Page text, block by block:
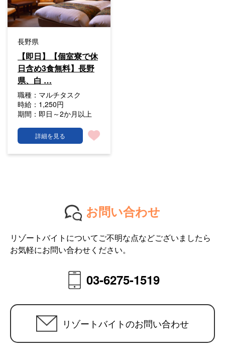
長野県
【即日】【個室寮で休
日含め3食無料】長野
県、白 …
職種： マルチタスク
時給： 1,250円
期間： 即日～2か月以上
詳細を見る
お問い合わせ
リゾートバイトについてご不明な点などございましたら
お気軽にお問い合わせください。
03-6275-1519
リゾートバイトのお問い合わせ